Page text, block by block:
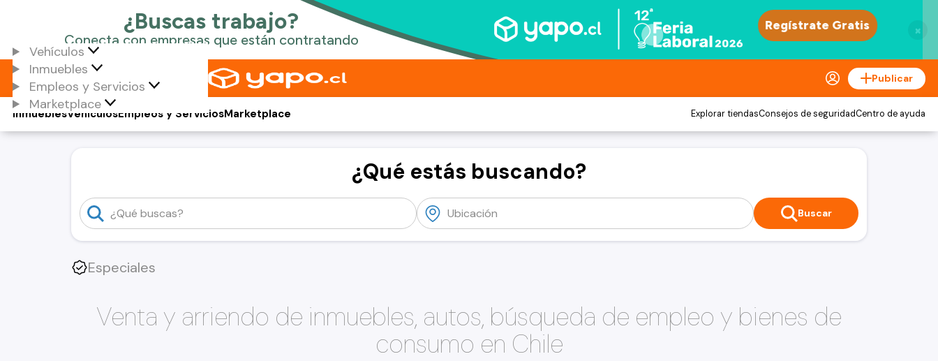
×
Vehículos
Inmuebles
Empleos y Servicios
Marketplace
Publicar
Vehículos
Inmuebles Empleos y ServiciosMarketplace Explorar tiendasConsejos de seguridadCentro de ayuda
¿Qué estás buscando?
Buscar
Especiales
Venta y arriendo de inmuebles, autos, búsqueda de empleo y bienes de
consumo en Chile